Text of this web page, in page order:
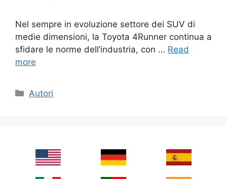
Nel sempre in evoluzione settore dei SUV di
medie dimensioni, la Toyota 4Runner continua a
sfidare le norme dell’industria, con … Read
more
Categories
Autori